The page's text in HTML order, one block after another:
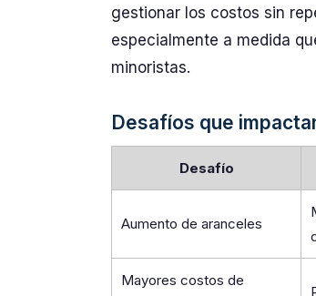
gestionar los costos sin
especialmente a medida
minoristas.
Desafíos que
Desafío
Aumento de aranceles
Mayores costos de